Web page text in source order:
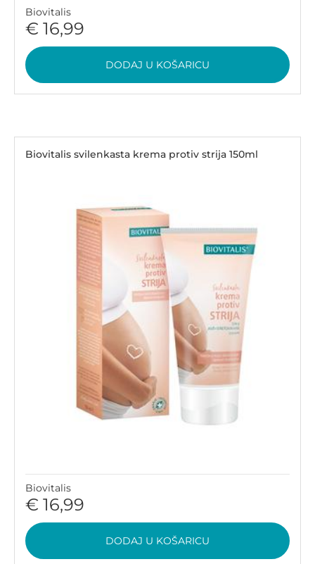
Biovitalis
€ 16,99
DODAJ U KOŠARICU
Biovitalis svilenkasta krema protiv strija 150ml
Biovitalis
€ 16,99
DODAJ U KOŠARICU